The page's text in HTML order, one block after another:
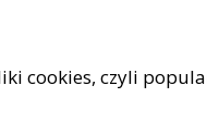
cookies, czyli